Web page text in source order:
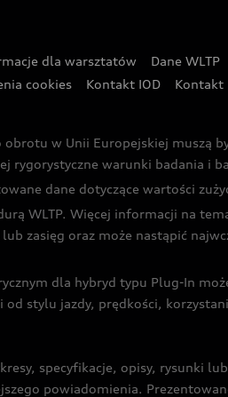
dla warsztatów Dane WLTP
cookies Kontakt IOD Kontakt
w Unii Europejskiej muszą
rygorystyczne warunki badania i
dane dotyczące wartości
WLTP. Więcej informacji na
lub zasięg oraz może nastąpić
dla hybryd typu Plug-In
od stylu jazdy, prędkości,
specyfikacje, opisy, rysunki
powiadomienia.